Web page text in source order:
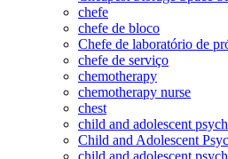
chefe
chefe de bloco
Chefe de laboratório de
chefe de serviço
chemotherapy
chemotherapy nurse
chest
child and adolescent
Child and Adolescent
child and adolescent